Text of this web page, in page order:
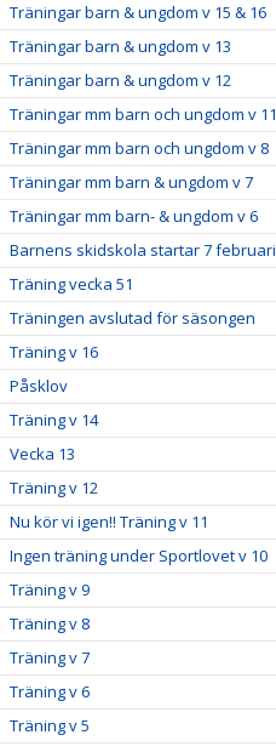
Träningar barn & ungdom v 15 & 16
Träningar barn & ungdom v 13
Träningar barn & ungdom v 12
Träningar mm barn och ungdom v 11
Träningar mm barn och ungdom v 8
Träningar mm barn & ungdom v 7
Träningar mm barn- & ungdom v 6
Barnens skidskola startar 7 februari
Träning vecka 51
Träningen avslutad för säsongen
Träning v 16
Påsklov
Träning v 14
Vecka 13
Träning v 12
Nu kör vi igen!! Träning v 11
Ingen träning under Sportlovet v 10
Träning v 9
Träning v 8
Träning v 7
Träning v 6
Träning v 5